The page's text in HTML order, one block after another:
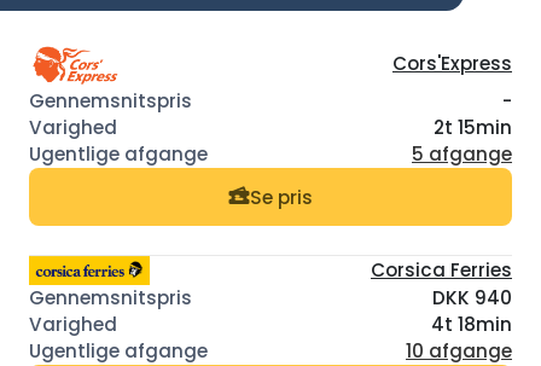
Cors'Express
-
2t 15min
5 afgange
Se pris
Corsica Ferries
DKK 940
4t 18min
10 afgange